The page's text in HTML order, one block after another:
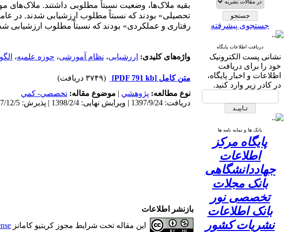
جستجوی پیشرفته
دریافت اطلاعات پایگاه
نشانی پست الکترونیک
خود را برای دریافت
اطلاعات و اخبار پایگاه،
در کادر زیر وارد کنید.
بانک ها و نمایه نامه ها
پایگاه مرکز
اطلاعات
جهاددانشگاهی
بانک مجلات
تخصصی نور
بانک اطلاعات
نشریات کشور
بقیه ملاک‌ها، وضعیت نسبتاً مطلوبی داشتند.
‌تحصیلی» بودند که نسبتاً مطلوب ارزشیابی شدند. در
رفتاری و عملکردی» بودند که نسبتاً مطلوب ارزشیابی
واژه‌های کلیدی: ارزشیابی، نظام آموزشی، حوزه علمیه،
متن کامل [PDF 791 kb]
(۳۷۴۹ دریافت)
نوع مطالعه: پژوهشي | موضوع مقاله: تخصصي- كمي
دریافت: 1397/9/24 | ویرایش نهایی: 1398/2/4 | پذیرش: 1397/12/5 | انتشار: 1398/2/4 | انتشار الکترونیک: 1398/2/4
بازنشر اطلاعات
این مقاله تحت شرایط مجوز کریتیو کامانز